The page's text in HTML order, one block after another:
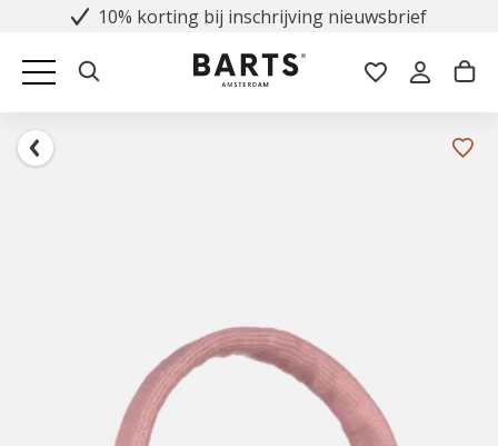
10% korting bij inschrijving nieuwsbrief